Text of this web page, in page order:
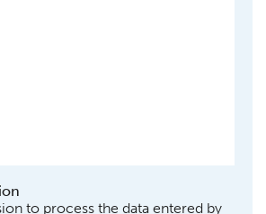
to process the data entered by